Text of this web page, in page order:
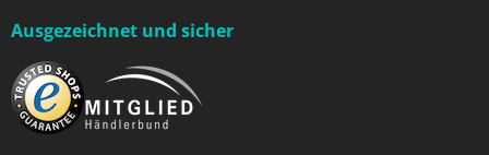
Ausgezeichnet und sicher